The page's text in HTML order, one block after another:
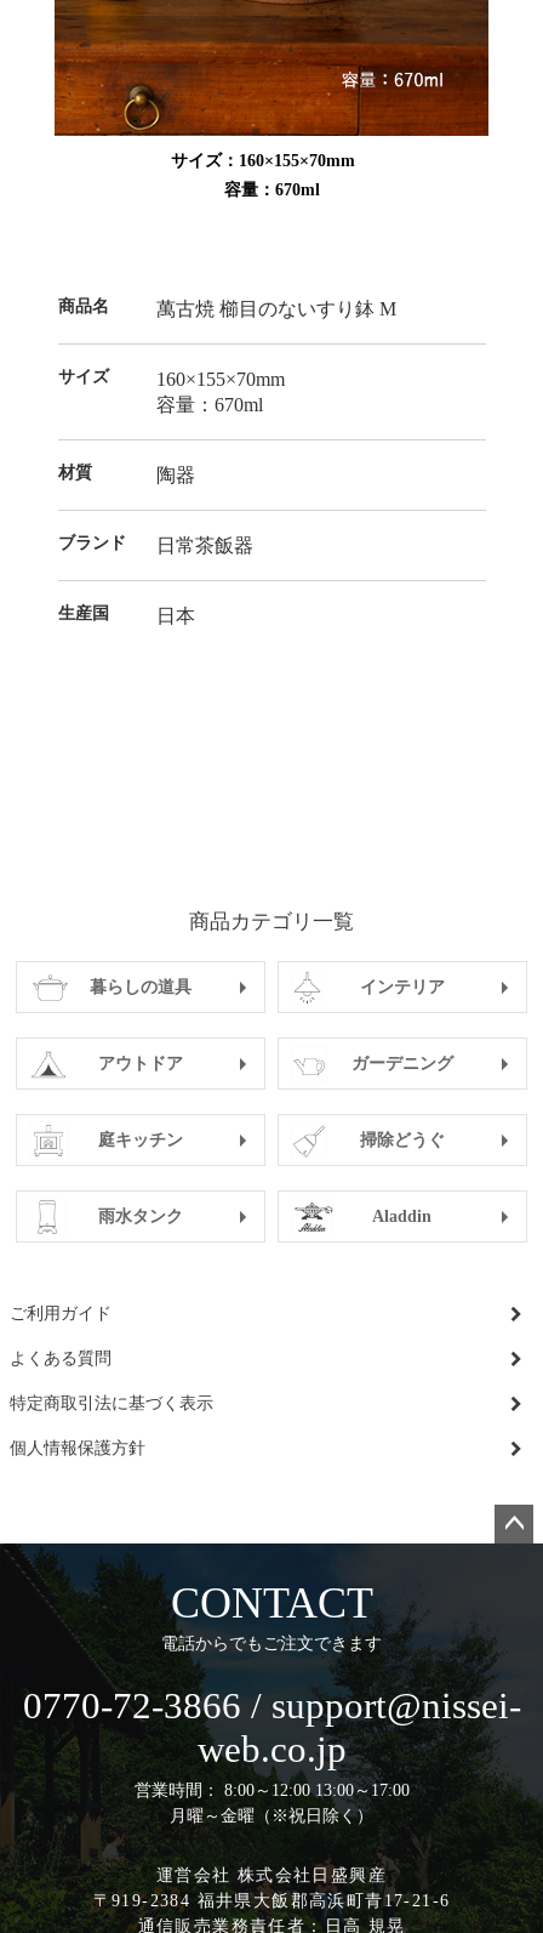
サイズ：160×155×70mm
容量：670ml
商品名 萬古焼 櫛目のないすり鉢 M
サイズ
160×155×70mm
容量：670ml
材質 陶器
ブランド 日常茶飯器
生産国 日本
商品カテゴリ一覧
暮らしの道具 インテリア
アウトドア ガーデニング
庭キッチン 掃除どうぐ
雨水タンク Aladdin
ご利用ガイド
よくある質問
特定商取引法に基づく表示
個人情報保護方針
へ
CONTACT
電話からでもご注文できます
0770-72-3866 / support@nissei-
web.co.jp
営業時間： 8:00～12:00 13:00～17:00
月曜～金曜（※祝日除く）
運営会社 株式会社日盛興産
〒919-2384 福井県大飯郡高浜町青17-21-6
通信販売業務責任者：日高 規晃